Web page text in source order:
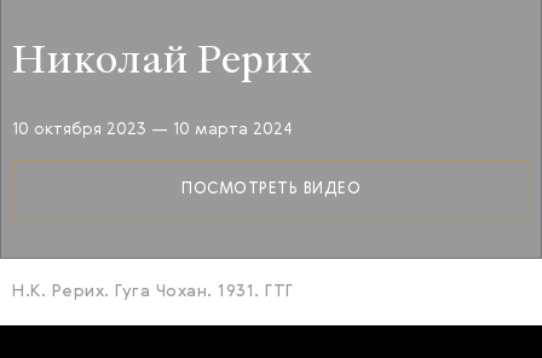
Николай Рерих
10 октября 2023 — 10 марта 2024
ПОСМОТРЕТЬ ВИДЕО
Н.К. Рерих. Гуга Чохан. 1931. ГТГ